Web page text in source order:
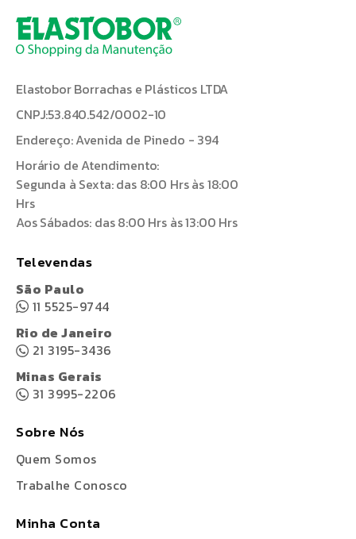
Elastobor Borrachas e Plásticos LTDA
CNPJ:53.840.542/0002-10
Endereço: Avenida de Pinedo - 394
Horário de Atendimento:
Segunda à Sexta: das 8:00 Hrs às 18:00
Hrs
Aos Sábados: das 8:00 Hrs às 13:00 Hrs
Televendas
São Paulo
11 5525-9744
Rio de Janeiro
21 3195-3436
Minas Gerais
31 3995-2206
Sobre Nós
Quem Somos
Trabalhe Conosco
Minha Conta